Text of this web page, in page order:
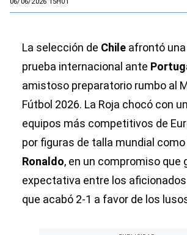
La selección de Chile afrontó
prueba internacional ante
amistoso preparatorio rumbo al
Fútbol 2026. La Roja chocó con
equipos más competitivos de
por figuras de talla mundial como
Ronaldo, en un compromiso que
expectativa entre los
que acabó 2-1 a favor de los